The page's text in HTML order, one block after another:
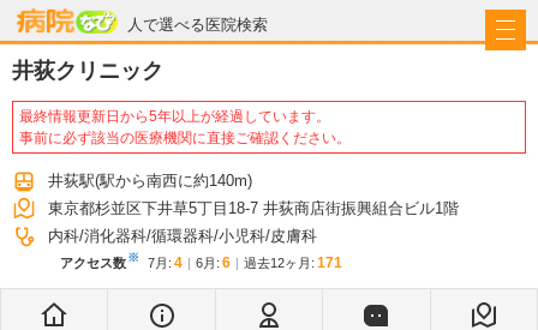
人で選べる医院検索
病院なび
井荻クリニック
最終情報更新日から5年以上が経過しています。
事前に必ず該当の医療機関に直接ご確認ください。
井荻駅(駅から南西に約140m)
東京都杉並区下井草5丁目18-7 井荻商店街振興組合ビル1階
内科 消化器科 循環器科 小児科 皮膚科
アクセス数※ 7月 : 4 6月 : 6 過去12ヶ月: 171